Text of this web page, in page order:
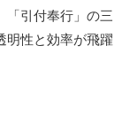
「引付奉行」の三
明性と効率が飛躍